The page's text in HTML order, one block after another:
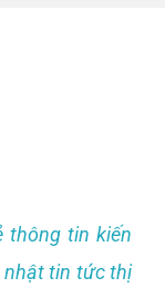
thông tin kiến
nhật tin tức thị